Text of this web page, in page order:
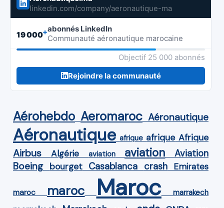
linkedin.com/company/aeronautique-ma
19 000+abonnés LinkedIn
Communauté aéronautique marocaine
Objectif 25 000 abonnés
Rejoindre la communauté
Aérohebdo Aeromaroc Aéronautique
Aéronautique afrique afrique Afrique
Airbus Algérie aviation aviation Aviation
Boeing bourget Casablanca crash Emirates
maroc maroc Maroc marrakech